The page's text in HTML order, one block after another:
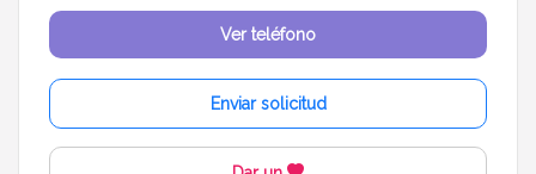
Menos de 6 meses 6 meses a 1 año
Ver teléfono
Enviar solicitud